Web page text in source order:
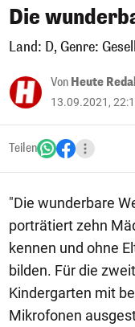
Die
Land: D, Genre:
Von Heute
13.09.2021,
Teilen
"Die wunderbare
porträtiert zehn
kennen und ohne
bilden. Für die
Kindergarten mit
Mikrofonen